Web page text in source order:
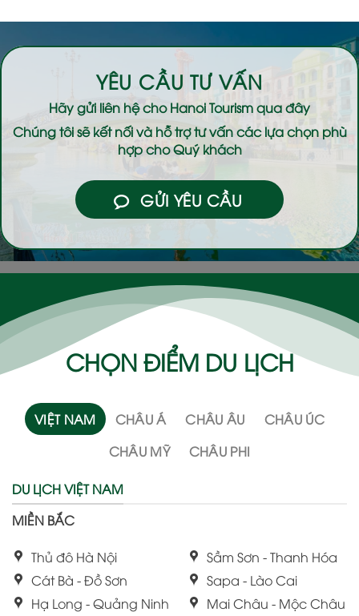
YÊU CẦU TƯ VẤN
Hãy gửi liên hệ choHanoi Tourismqua đây
Chúng tôi sẽ kết nối và hỗ trợ tư vấn các lựa chọn phù
hợp cho Quý khách
GỬI YÊU CẦU
CHỌN ĐIỂM DU LỊCH
VIỆT NAM CHÂU Á CHÂU ÂU
CHÂU ÚC
CHÂU MỸ
CHÂU PHI
DU LỊCH VIỆT NAM
MIỀN BẮC
Thủ đô Hà Nội
Cát Bà - Đồ Sơn
Hạ Long - Quảng Ninh
Sầm Sơn - Thanh Hóa
Sapa - Lào Cai
Mai Châu - Mộc Châu